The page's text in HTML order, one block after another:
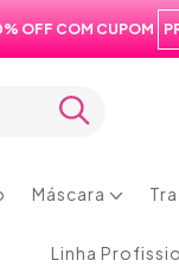
OFF COM CUPOM
Máscara
Linha